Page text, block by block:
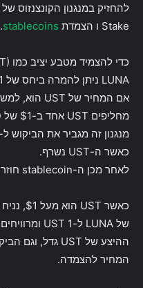
Stake ו הצמדת
stablecoins
.
LUNA ניתן להמרה ביחס של 1:1 עם אסימוני UST.
מחליפים UST אחד ב-$1 של USD ומרוויחים 2 סנטים.
כאשר ה-UST נשרף.
לאחר מכן ה-stablecoin חוזר אל ההצמדה שלו.
של LUNA ל-1 UST ומרוויחים 2 סנט.
המחיר להצמדה.